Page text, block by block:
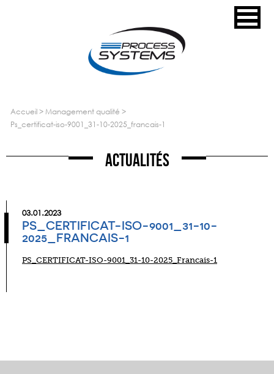
accueil> management qualité >
ps_certificat-iso-9001_31-10-2025_francais-1
Actualités
03.01.2023
PS_CERTIFICAT-ISO-9001_31-10-
2025_FRANCAIS-1
PS_CERTIFICAT-ISO-9001_31-10-2025_Francais-1